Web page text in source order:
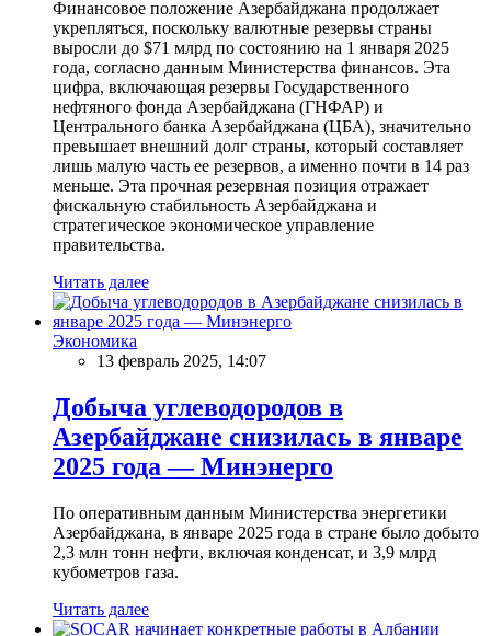
Финансовое положение Азербайджана продолжает
укрепляться, поскольку валютные резервы страны
выросли до $71 млрд по состоянию на 1 января 2025
года, согласно данным Министерства финансов. Эта
цифра, включающая резервы Государственного
нефтяного фонда Азербайджана (ГНФАР) и
Центрального банка Азербайджана (ЦБА), значительно
превышает внешний долг страны, который составляет
лишь малую часть ее резервов, а именно почти в 14 раз
меньше. Эта прочная резервная позиция отражает
фискальную стабильность Азербайджана и
стратегическое экономическое управление
правительства.
Читать далее
Экономика
13 февраль 2025, 14:07
Добыча углеводородов в
Азербайджане снизилась в январе
2025 года — Минэнерго
По оперативным данным Министерства энергетики
Азербайджана, в январе 2025 года в стране было добыто
2,3 млн тонн нефти, включая конденсат, и 3,9 млрд
кубометров газа.
Читать далее